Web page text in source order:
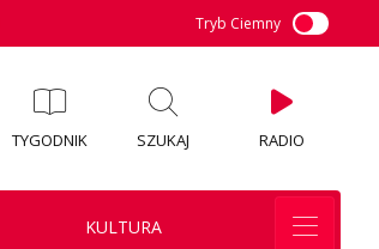
Tryb Ciemny
TYGODNIK SZUKAJ RADIO
KULTURA